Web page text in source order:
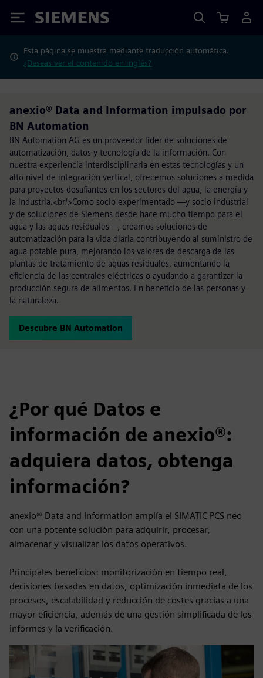
Siemens
Esta página se muestra mediante traducción automática.
¿Deseas ver el contenido en inglés?
anexio® Data and Information impulsado por
BN Automation
BN Automation AG es un proveedor líder de soluciones de
automatización, datos y tecnología de la información. Con
nuestra experiencia interdisciplinaria en estas tecnologías y un
alto nivel de integración vertical, ofrecemos soluciones a medida
para proyectos desafiantes en los sectores del agua, la energía y
la industria.<br/>Como socio experimentado —y socio industrial
y de soluciones de Siemens desde hace mucho tiempo para el
agua y las aguas residuales—, creamos soluciones de
automatización para la vida diaria contribuyendo al suministro de
agua potable pura, mejorando los valores de descarga de las
plantas de tratamiento de aguas residuales, aumentando la
eficiencia de las centrales eléctricas o ayudando a garantizar la
producción segura de alimentos. En beneficio de las personas y
la naturaleza.
Descubre BN Automation
¿Por qué Datos e
información de anexio®:
adquiera datos, obtenga
información?
anexio® Data and Information amplía el SIMATIC PCS neo
con una potente solución para adquirir, procesar,
almacenar y visualizar los datos operativos.
Principales beneficios: monitorización en tiempo real,
decisiones basadas en datos, optimización inmediata de los
procesos, escalabilidad y reducción de costes gracias a una
mayor eficiencia, además de una gestión simplificada de los
informes y la verificación.